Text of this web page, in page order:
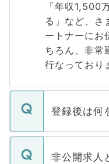
「年収1,500
る」など、さ
ートナーにお
ちろん、非常
行なっており
登録後は何
ご登録いただ
登録内容を
非公開求人